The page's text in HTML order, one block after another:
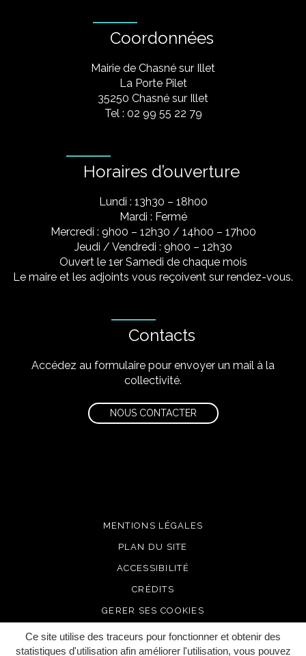
Ce site utilise des traceurs pour fonctionner et obtenir des
statistiques d'utilisation afin améliorer l'utilisation, vous pouvez
Coordonnées
Mairie de Chasné sur Illet
La Porte Pilet
35250 Chasné sur Illet
Tel : 02 99 55 22 79
Horaires d’ouverture
Lundi : 13h30 – 18h00
Mardi : Fermé
Mercredi : 9h00 – 12h30 / 14h00 – 17h00
Jeudi / Vendredi : 9h00 – 12h30
Ouvert le 1er Samedi de chaque mois
Le maire et les adjoints vous reçoivent sur rendez-vous.
Contacts
Accédez au formulaire pour envoyer un mail à la
collectivité.
NOUS CONTACTER
MENTIONS LÉGALES
PLAN DU SITE
ACCESSIBILITÉ
CRÉDITS
GERER SES COOKIES